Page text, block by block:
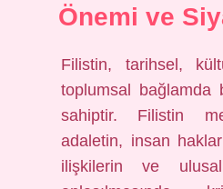
Önemi ve
Filistin, tarihsel,
toplumsal bağlamda
sahiptir. Filistin
adaletin, insan
ilişkilerin ve ulusal